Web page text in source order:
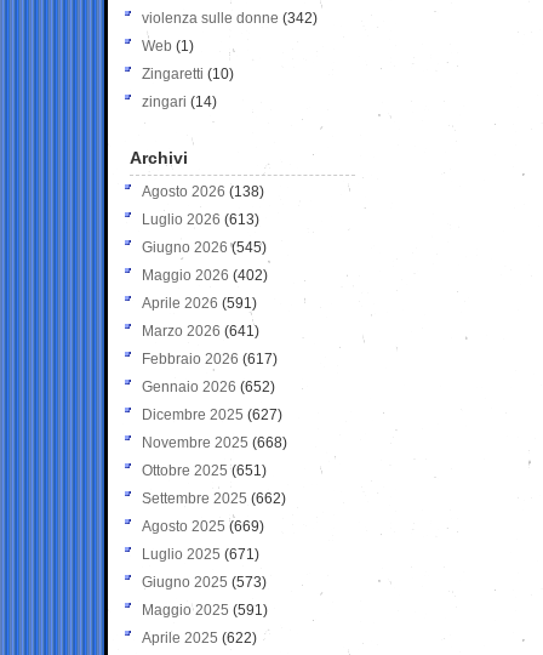
violenza sulle donne (342)
Web (1)
Zingaretti (10)
zingari (14)
Archivi
Agosto 2026 (138)
Luglio 2026 (613)
Giugno 2026 (545)
Maggio 2026 (402)
Aprile 2026 (591)
Marzo 2026 (641)
Febbraio 2026 (617)
Gennaio 2026 (652)
Dicembre 2025 (627)
Novembre 2025 (668)
Ottobre 2025 (651)
Settembre 2025 (662)
Agosto 2025 (669)
Luglio 2025 (671)
Giugno 2025 (573)
Maggio 2025 (591)
Aprile 2025 (622)